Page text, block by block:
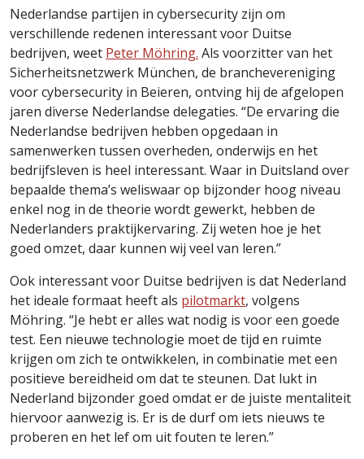
Nederlandse partijen in cybersecurity zijn om
verschillende redenen interessant voor Duitse
bedrijven, weet Peter Möhring. Als voorzitter van het
Sicherheitsnetzwerk München, de branchevereniging
voor cybersecurity in Beieren, ontving hij de afgelopen
jaren diverse Nederlandse delegaties. “De ervaring die
Nederlandse bedrijven hebben opgedaan in
samenwerken tussen overheden, onderwijs en het
bedrijfsleven is heel interessant. Waar in Duitsland over
bepaalde thema’s weliswaar op bijzonder hoog niveau
enkel nog in de theorie wordt gewerkt, hebben de
Nederlanders praktijkervaring. Zij weten hoe je het
goed omzet, daar kunnen wij veel van leren.”
Ook interessant voor Duitse bedrijven is dat Nederland
het ideale formaat heeft als pilotmarkt, volgens
Möhring. “Je hebt er alles wat nodig is voor een goede
test. Een nieuwe technologie moet de tijd en ruimte
krijgen om zich te ontwikkelen, in combinatie met een
positieve bereidheid om dat te steunen. Dat lukt in
Nederland bijzonder goed omdat er de juiste mentaliteit
hiervoor aanwezig is. Er is de durf om iets nieuws te
proberen en het lef om uit fouten te leren.”